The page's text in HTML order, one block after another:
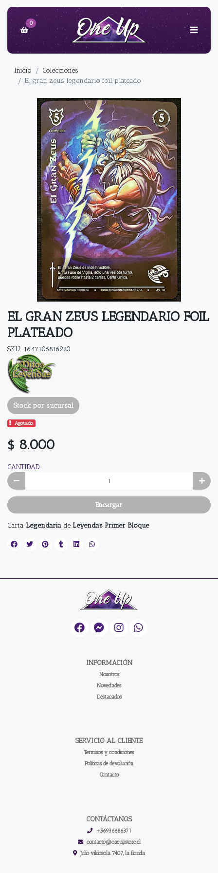
0
Inicio
Colecciones
El gran zeus legendario foil plateado
EL GRAN ZEUS LEGENDARIO FOIL
PLATEADO
SKU: 1647306816920
Stock por sucursal
Agotado.
$ 8.000
CANTIDAD
Encargar
Carta Legendaria de Leyendas Primer Bloque
INFORMACIÓN
Nosotros
Novedades
Destacados
SERVICIO AL CLIENTE
Terminos y condiciones
Políticas de devolución
Contacto
CONTÁCTANOS
+56936686371
contacto@oneupstore.cl
Julio vildosola 7407, la florida